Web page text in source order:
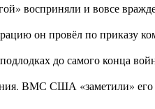
восприняли и вовсе
он провёл по приказу
до самого конца
ВМС США «заметили» его